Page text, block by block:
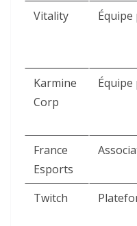
Vitality
Équipe
Karmine
Corp
Équipe
France
Esports
Twitch